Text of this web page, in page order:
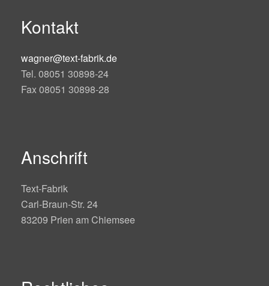
Kontakt
wagner@text-fabrik.de
Tel. 08051 30898-24
Fax 08051 30898-28
Anschrift
Text-Fabrik
Carl-Braun-Str. 24
83209 Prien am Chiemsee